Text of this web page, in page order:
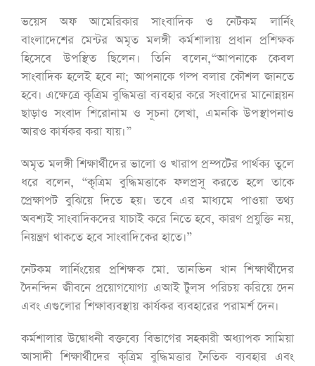
ভয়েস অফ আমেরিকার সাংবাদিক ও নেটকম লার্নিং
বাংলাদেশের মেন্টর অমৃত মলঙ্গী কর্মশালায় প্রধান প্রশিক্ষক
হিসেবে উপস্থিত ছিলেন। তিনি বলেন,“আপনাকে কেবল
সাংবাদিক হলেই হবে না; আপনাকে গল্প বলার কৌশল জানতে
হবে। এক্ষেত্রে কৃত্রিম বুদ্ধিমত্তা ব্যবহার করে সংবাদের মানোন্নয়ন
ছাড়াও সংবাদ শিরোনাম ও সূচনা লেখা, এমনকি উপস্থাপনাও
আরও কার্যকর করা যায়।”
অমৃত মলঙ্গী শিক্ষার্থীদের ভালো ও খারাপ প্রম্পটের পার্থক্য তুলে
ধরে বলেন, “কৃত্রিম বুদ্ধিমত্তাকে ফলপ্রসূ করতে হলে তাকে
প্রেক্ষাপট বুঝিয়ে দিতে হয়। তবে এর মাধ্যমে পাওয়া তথ্য
অবশ্যই সাংবাদিকদের যাচাই করে নিতে হবে, কারণ প্রযুক্তি নয়,
নিয়ন্ত্রণ থাকতে হবে সাংবাদিকের হাতে।”
নেটকম লার্নিংয়ের প্রশিক্ষক মো. তানভিন খান শিক্ষার্থীদের
দৈনন্দিন জীবনে প্রয়োগযোগ্য এআই টুলস পরিচয় করিয়ে দেন
এবং এগুলোর শিক্ষাব্যবস্থায় কার্যকর ব্যবহারের পরামর্শ দেন।
কর্মশালার উদ্বোধনী বক্তব্যে বিভাগের সহকারী অধ্যাপক সামিয়া
আসাদী শিক্ষার্থীদের কৃত্রিম বুদ্ধিমত্তার নৈতিক ব্যবহার এবং